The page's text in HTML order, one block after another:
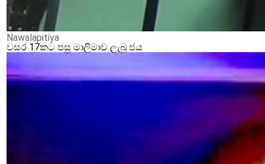
Nawalapitiya
වසර 17කට පසු මාලිමාව ලැබූ ජය